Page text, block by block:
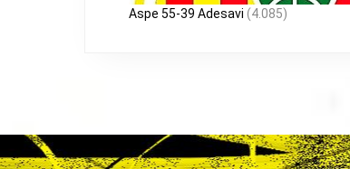
Aspe 55-39 Adesavi (4.085)